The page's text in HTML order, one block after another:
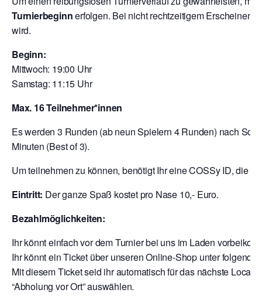
Turnierbeginnerfolgen. Bei nicht rechtzeitigem Erscheinen
wird.
Beginn:
Mittwoch: 19:00 Uhr
Samstag: 11:15 Uhr
Max. 16 Teilnehmer*innen
Es werden 3 Runden (ab neun Spielern 4 Runden) nach
Minuten (Best of 3).
Um teilnehmen zu können, benötigt Ihr eine COSSy ID, die
Eintritt: Der ganze Spaß kostet pro Nase 10,- Euro.
Bezahlmöglichkeiten:
Ihr könnt einfach vor dem Turnier bei uns im Laden
Ihr könnt ein Ticket über unseren Online-Shop unter
Mit diesem Ticket seid ihr automatisch für das nächste Local
“Abholung vor Ort” auswählen.